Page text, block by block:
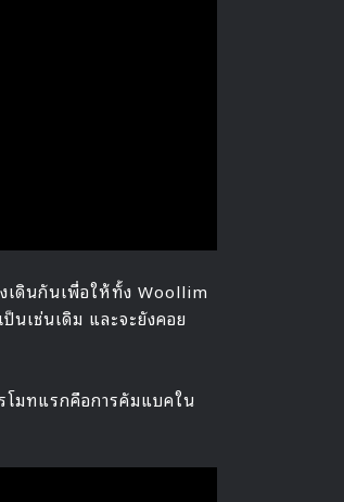
เดินกันเพื่อให้ทั้ง Woollim
เช่นเดิม และจะยังคอย
โมทแรกคือการคัมแบคใน